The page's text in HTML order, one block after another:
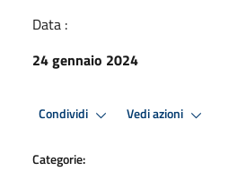
Data :
24 gennaio 2024
Condividi Vedi azioni
Categorie: